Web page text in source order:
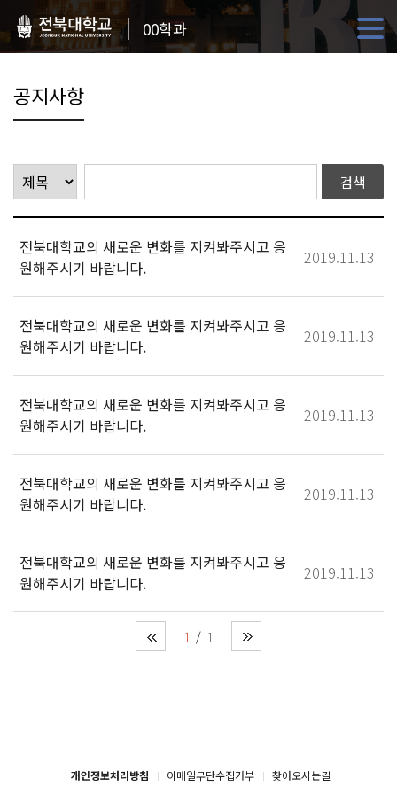
00학과
공지사항
전북대학교의 새로운 변화를 지켜봐주시고 응
원해주시기 바랍니다.
2019.11.13
전북대학교의 새로운 변화를 지켜봐주시고 응
원해주시기 바랍니다.
2019.11.13
전북대학교의 새로운 변화를 지켜봐주시고 응
원해주시기 바랍니다.
2019.11.13
전북대학교의 새로운 변화를 지켜봐주시고 응
원해주시기 바랍니다.
2019.11.13
전북대학교의 새로운 변화를 지켜봐주시고 응
원해주시기 바랍니다.
2019.11.13
1 1
개인정보처리방침 이메일무단수집거부 찾아오시는길